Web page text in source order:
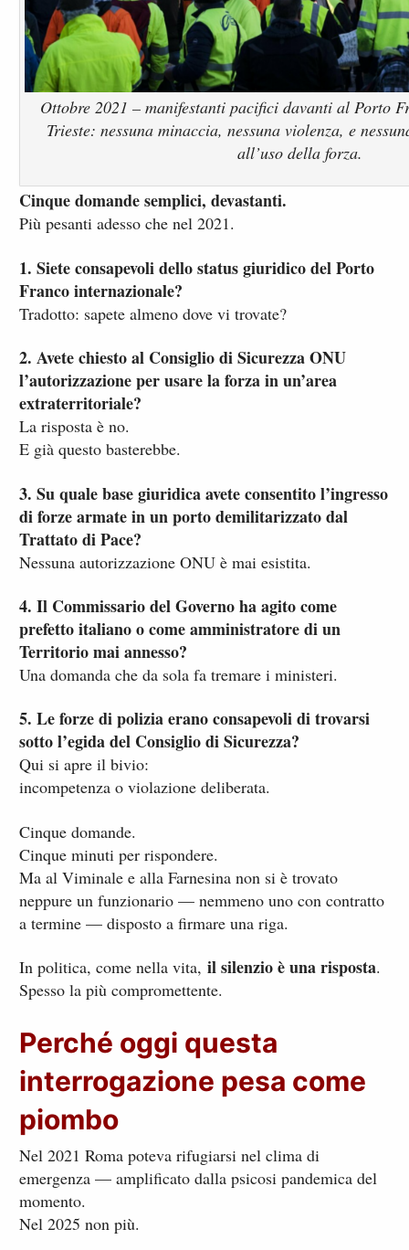
Ottobre 2021 – manifestanti pacifici davanti al Porto
Trieste: nessuna minaccia, nessuna violenza, e
all’uso della forza.
Cinque domande semplici, devastanti.
Più pesanti adesso che nel 2021.
1. Siete consapevoli dello status giuridico del Porto
Franco internazionale?
Tradotto: sapete almeno dove vi trovate?
2. Avete chiesto al Consiglio di Sicurezza ONU
l’autorizzazione per usare la forza in un’area
extraterritoriale?
La risposta è no.
E già questo basterebbe.
3. Su quale base giuridica avete consentito l’ingresso
di forze armate in un porto demilitarizzato dal
Trattato di Pace?
Nessuna autorizzazione ONU è mai esistita.
4. Il Commissario del Governo ha agito come
prefetto italiano o come amministratore di un
Territorio mai annesso?
Una domanda che da sola fa tremare i ministeri.
5. Le forze di polizia erano consapevoli di trovarsi
sotto l’egida del Consiglio di Sicurezza?
Qui si apre il bivio:
incompetenza o violazione deliberata.
Cinque domande.
Cinque minuti per rispondere.
Ma al Viminale e alla Farnesina non si è trovato
neppure un funzionario — nemmeno uno con contratto
a termine — disposto a firmare una riga.
In politica, come nella vita,il silenzio è una risposta.
Spesso la più compromettente.
Perché oggi questa
interrogazione pesa come
piombo
Nel 2021 Roma poteva rifugiarsi nel clima di
emergenza — amplificato dalla psicosi pandemica del
momento.
Nel 2025 non più.